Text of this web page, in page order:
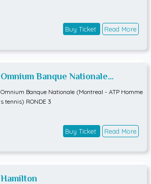
Buy Ticket Read More
Omnium Banque Nationale
(Montreal - ATP Hommes tennis)
RONDE 3
Omnium Banque Nationale (Montreal - ATP Homme
s tennis) RONDE 3
Buy Ticket Read More
Hamilton